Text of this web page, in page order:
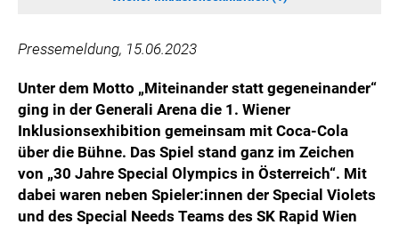
SPECIAL OLYMPICS ÖSTERREICH
MEDIA
LOGOS
COCA COLA
PRESSEKONTAKT
Pressemeldung, 15.06.2023
Unter dem Motto „Miteinander statt gegeneinander“
ging in der Generali Arena die 1. Wiener
Inklusionsexhibition gemeinsam mit Coca-Cola
über die Bühne. Das Spiel stand ganz im Zeichen
von „30 Jahre Special Olympics in Österreich“. Mit
dabei waren neben Spieler:innen der Special Violets
und des Special Needs Teams des SK Rapid Wien